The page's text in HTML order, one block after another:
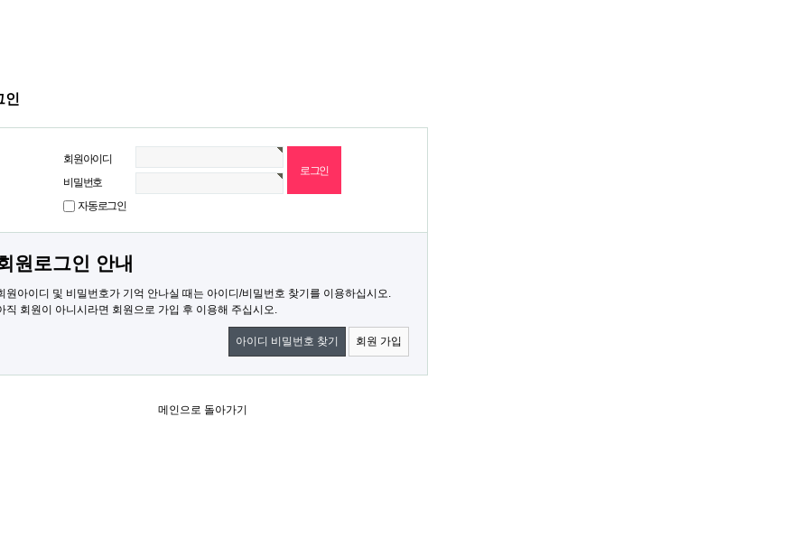
인
회원아이디
비밀번호
자동로그인
원로그인 안내
원아이디 및 비밀번호가 기억 안나실 때는 아이디/비밀번호 찾기를 이용하십시오.
직 회원이 아니시라면 회원으로 가입 후 이용해 주십시오.
아이디 비밀번호 찾기 회원 가입
메인으로 돌아가기